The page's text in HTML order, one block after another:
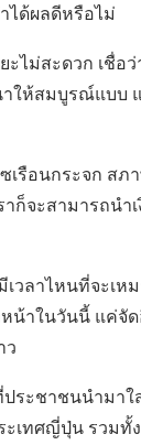
ได้ผลดีหรือไม่
ไม่สะดวก เชื่อ
ให้สมบูรณ์แบบ
ซเรือนกระจก
ก็จะสามารถน
ลาไหนที่จะเหม
น้าในวันนี้ แค่จั
ว
ระชาชนนำมา
เทศญี่ปุ่น รวมทั้